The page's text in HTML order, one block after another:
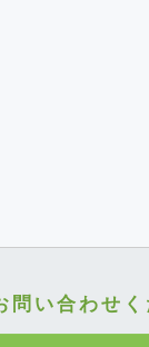
問い合わせく